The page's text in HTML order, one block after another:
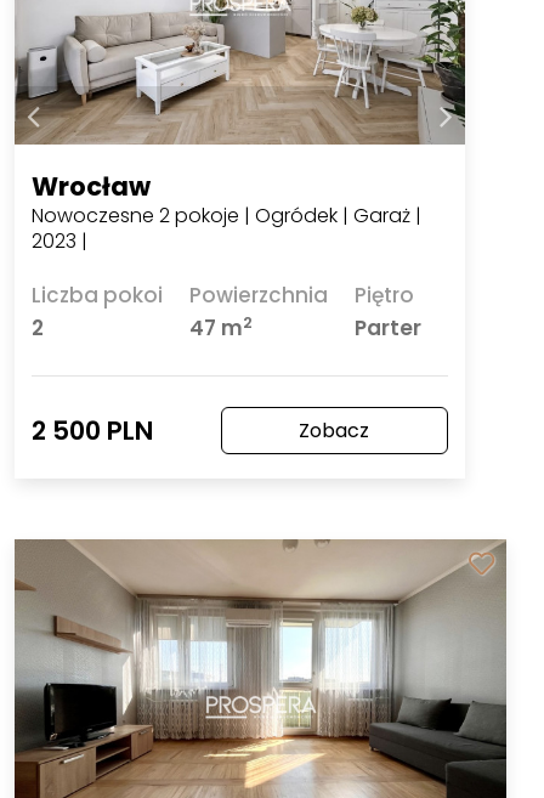
Wrocław
Nowoczesne 2 pokoje | Ogródek | Garaż |
2023 |
Liczba pokoi
2
Powierzchnia
47 m2
Piętro
Parter
2 500 PLN Zobacz